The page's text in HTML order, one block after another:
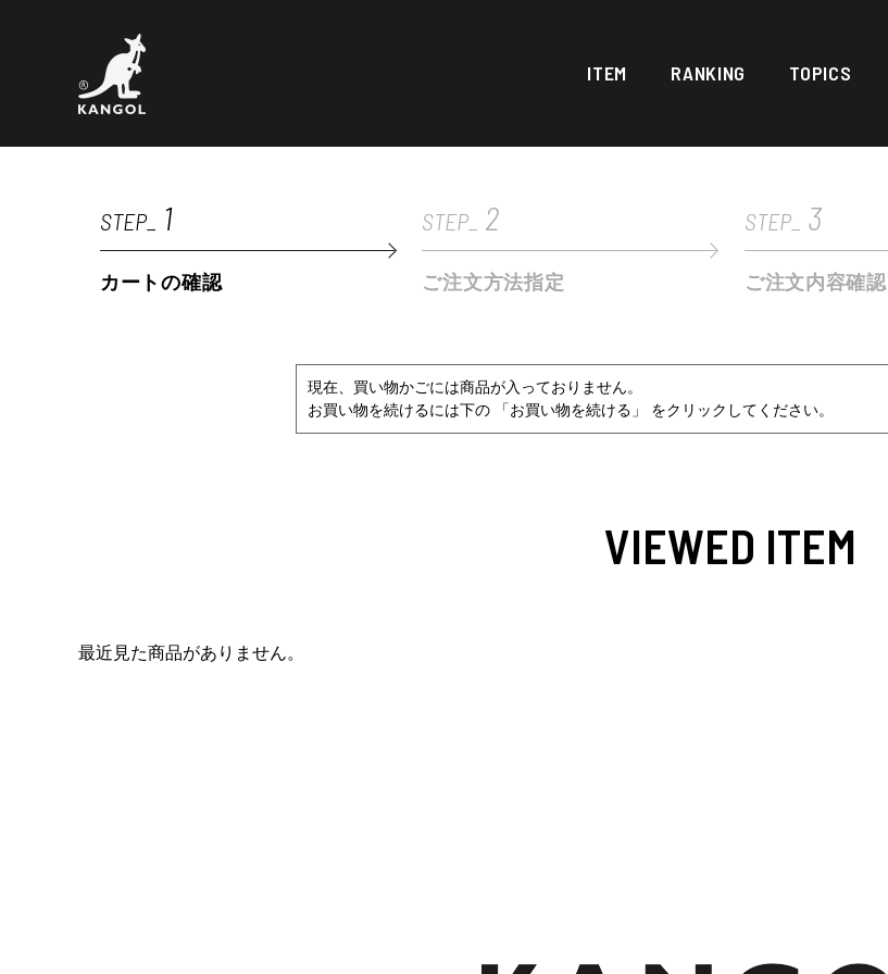
ITEM RANKING TOPICS
STEP_ 1
カートの確認
STEP_ 2
ご注文方法指定
STEP_ 3
ご注文内容確認
現在、買い物かごには商品が入っておりません。
お買い物を続けるには下の 「お買い物を続ける」 をクリックしてください。
VIEWED ITEM
最近見た商品がありません。